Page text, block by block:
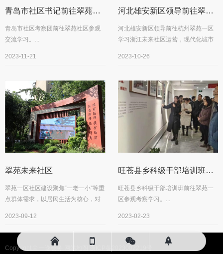
青岛市社区书记前往翠苑一区参观学习
青岛市社区考察团前往翠苑社区参观
交流学习。...
2023-11-21
河北雄安新区领导前往翠苑一区参观学习浙江未来社区治理
河北雄安新区领导前往杭州翠苑一区
学习浙江未来社区运营，现代化城市
2023-10-26
翠苑未来社区
翠苑一区社区建设聚焦“一老一小”等重
点群体需求，以居民生活为核心，对
2023-09-12
旺苍县乡科级干部培训班前往翠苑一区参观考察学习
旺苍县乡科级干部培训班前往翠苑一
区参观考察学习。...
2023-02-23
Copyright ©
   